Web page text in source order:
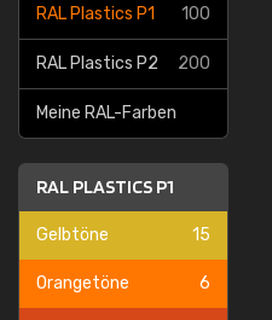
RAL Plastics P1 100
RAL Plastics P2 200
Meine RAL-Farben
RAL PLASTICS P1
Gelbtöne 15
Orangetöne 6